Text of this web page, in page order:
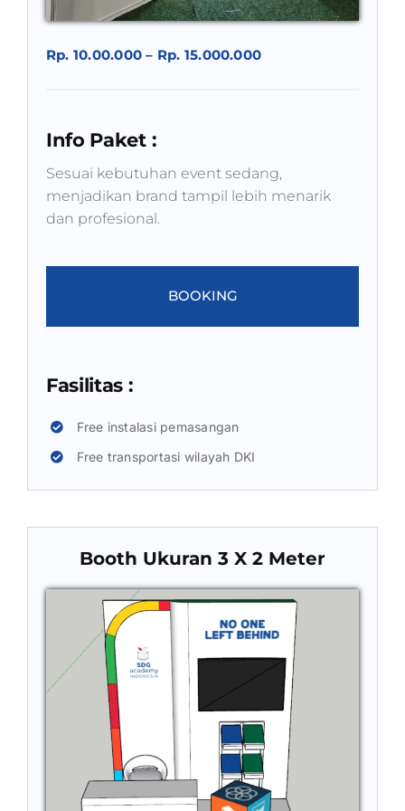
Rp. 10.00.000 – Rp. 15.000.000
Info Paket :
Sesuai kebutuhan event sedang,
menjadikan brand tampil lebih menarik
dan profesional.
BOOKING
Fasilitas :
Free instalasi pemasangan
Free transportasi wilayah DKI
Booth Ukuran 3 X 2 Meter